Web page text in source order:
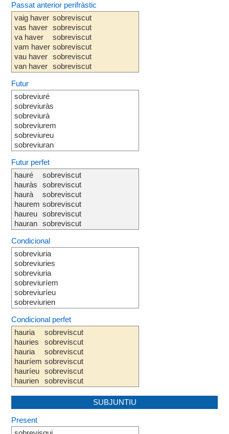
Passat anterior perifràstic
vaig haver
vas haver
va haver
vam haver
vau haver
van haver
sobreviscut
sobreviscut
sobreviscut
sobreviscut
sobreviscut
sobreviscut
Futur
sobreviuré
sobreviuràs
sobreviurà
sobreviurem
sobreviureu
sobreviuran
Futur perfet
hauré
hauràs
haurà
haurem
haureu
hauran
sobreviscut
sobreviscut
sobreviscut
sobreviscut
sobreviscut
sobreviscut
Condicional
sobreviuria
sobreviuries
sobreviuria
sobreviuríem
sobreviuríeu
sobreviurien
Condicional perfet
hauria
hauries
hauria
hauríem
hauríeu
haurien
sobreviscut
sobreviscut
sobreviscut
sobreviscut
sobreviscut
sobreviscut
SUBJUNTIU
Present